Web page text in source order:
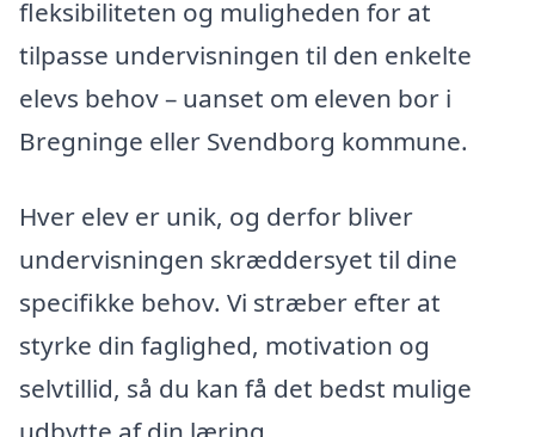
fleksibiliteten og muligheden for at
tilpasse undervisningen til den enkelte
elevs behov – uanset om eleven bor i
Bregninge eller Svendborg kommune.
Hver elev er unik, og derfor bliver
undervisningen skræddersyet til dine
specifikke behov. Vi stræber efter at
styrke din faglighed, motivation og
selvtillid, så du kan få det bedst mulige